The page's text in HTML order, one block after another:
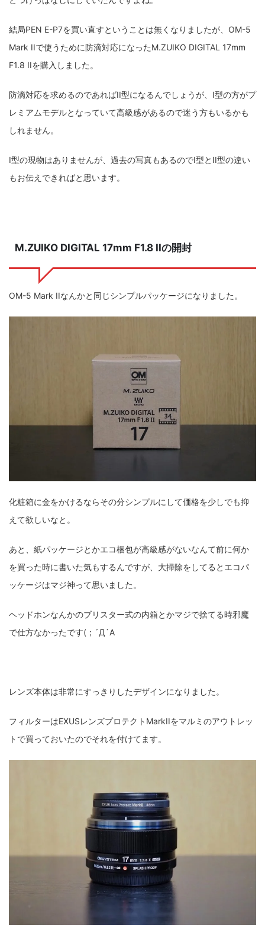
結局PEN E-P7を買い直すということは無くなりましたが、OM-5
Mark IIで使うために防滴対応になったM.ZUIKO DIGITAL 17mm
F1.8 IIを購入しました。
防滴対応を求めるのであればII型になるんでしょうが、I型の方がプ
レミアムモデルとなっていて高級感があるので迷う方もいるかも
しれません。
I型の現物はありませんが、過去の写真もあるのでI型とII型の違い
もお伝えできればと思います。
M.ZUIKO DIGITAL 17mm F1.8 IIの開封
OM-5 Mark IIなんかと同じシンプルパッケージになりました。
化粧箱に金をかけるならその分シンプルにして価格を少しでも抑
えて欲しいなと。
あと、紙パッケージとかエコ梱包が高級感がないなんて前に何か
を買った時に書いた気もするんですが、大掃除をしてるとエコパ
ッケージはマジ神って思いました。
ヘッドホンなんかのブリスター式の内箱とかマジで捨てる時邪魔
で仕方なかったです(；´Д`A
レンズ本体は非常にすっきりしたデザインになりました。
フィルターはEXUSレンズプロテクトMarkIIをマルミのアウトレッ
トで買っておいたのでそれを付けてます。